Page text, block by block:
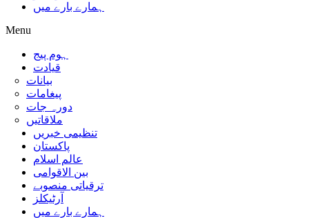
ہمارے بارے میں
Menu
ہوم پیج
قیادت
بیانات
پیغامات
دورہ جات
ملاقاتیں
تنظیمی خبریں
پاکستان
عالم اسلام
بین الاقوامی
ترقیاتی منصوبے
آرٹیکلز
ہمارے بارے میں